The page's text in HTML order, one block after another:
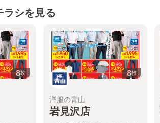
ラシを見る
8枚 8枚
洋服の青山
岩見沢店